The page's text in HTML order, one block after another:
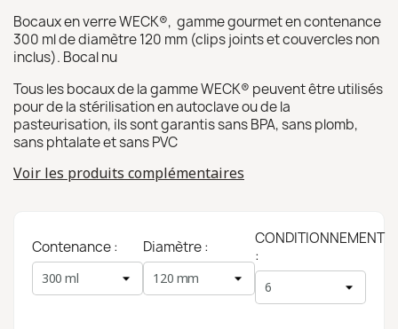
Bocaux en verre WECK®, gamme gourmet en contenance
300 ml de diamètre 120 mm (clips joints et couvercles non
inclus). Bocal nu
Tous les bocaux de la gamme WECK® peuvent être utilisés
pour de la stérilisation en autoclave ou de la
pasteurisation, ils sont garantis sans BPA, sans plomb,
sans phtalate et sans PVC
Voir les produits complémentaires
Contenance : Diamètre :
CONDITIONNEMENT
: